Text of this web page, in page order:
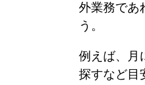
外業務であ
う。
例えば、月
探すなど目